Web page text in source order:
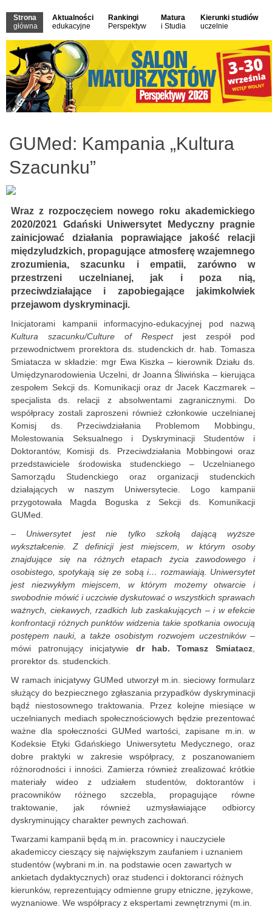
Strona
główna
Aktualności
edukacyjne
Rankingi
Perspektyw
Matura
i Studia
Kierunki studiów
uczelnie
GUMed: Kampania „Kultura
Szacunku”
Wraz z rozpoczęciem nowego roku akademickiego
2020/2021 Gdański Uniwersytet Medyczny pragnie
zainicjować działania poprawiające jakość relacji
międzyludzkich, propagujące atmosferę wzajemnego
zrozumienia, szacunku i empatii, zarówno w
przestrzeni uczelnianej, jak i poza nią,
przeciwdziałające i zapobiegające jakimkolwiek
przejawom dyskryminacji.
Inicjatorami kampanii informacyjno-edukacyjnej pod nazwą
Kultura szacunku/Culture of Respectjest zespół pod
przewodnictwem prorektora ds. studenckich dr. hab. Tomasza
Smiatacza w składzie: mgr Ewa Kiszka – kierownik Działu ds.
Umiędzynarodowienia Uczelni, dr Joanna Śliwińska – kierująca
zespołem Sekcji ds. Komunikacji oraz dr Jacek Kaczmarek –
specjalista ds. relacji z absolwentami zagranicznymi. Do
współpracy zostali zaproszeni również członkowie uczelnianej
Komisj ds. Przeciwdziałania Problemom Mobbingu,
Molestowania Seksualnego i Dyskryminacji Studentów i
Doktorantów, Komisji ds. Przeciwdziałania Mobbingowi oraz
przedstawiciele środowiska studenckiego – Uczelnianego
Samorządu Studenckiego oraz organizacji studenckich
działających w naszym Uniwersytecie. Logo kampanii
przygotowała Magda Boguska z Sekcji ds. Komunikacji
GUMed.
– Uniwersytet jest nie tylko szkołą dającą wyższe
wykształcenie. Z definicji jest miejscem, w którym osoby
znajdujące się na różnych etapach życia zawodowego i
osobistego, spotykają się ze sobą i… rozmawiają. Uniwersytet
jest niezwykłym miejscem, w którym możemy otwarcie i
swobodnie mówić i uczciwie dyskutować o wszystkich sprawach
ważnych, ciekawych, rzadkich lub zaskakujących – i w efekcie
konfrontacji różnych punktów widzenia takie spotkania owocują
postępem nauki, a także osobistym rozwojem uczestników–
mówi patronujący inicjatywie dr hab. Tomasz Smiatacz,
prorektor ds. studenckich.
W ramach inicjatywy GUMed utworzył m.in. sieciowy formularz
służący do bezpiecznego zgłaszania przypadków dyskryminacji
bądź niestosownego traktowania. Przez kolejne miesiące w
uczelnianych mediach społecznościowych będzie prezentować
ważne dla społeczności GUMed wartości, zapisane m.in. w
Kodeksie Etyki Gdańskiego Uniwersytetu Medycznego, oraz
dobre praktyki w zakresie współpracy, z poszanowaniem
różnorodności i inności. Zamierza również zrealizować krótkie
materiały wideo z udziałem studentów, doktorantów i
pracowników różnego szczebla, propagujące równe
traktowanie, jak również uzmysławiające odbiorcy
dyskryminujący charakter pewnych zachowań.
Twarzami kampanii będą m.in. pracownicy i nauczyciele
akademiccy cieszący się największym zaufaniem i uznaniem
studentów (wybrani m.in. na podstawie ocen zawartych w
ankietach dydaktycznych) oraz studenci i doktoranci różnych
kierunków, reprezentujący odmienne grupy etniczne, językowe,
wyznaniowe. We współpracy z ekspertami zewnętrznymi (m.in.